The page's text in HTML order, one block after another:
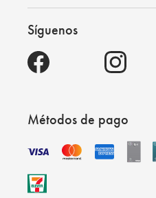
Síguenos
Métodos de pago